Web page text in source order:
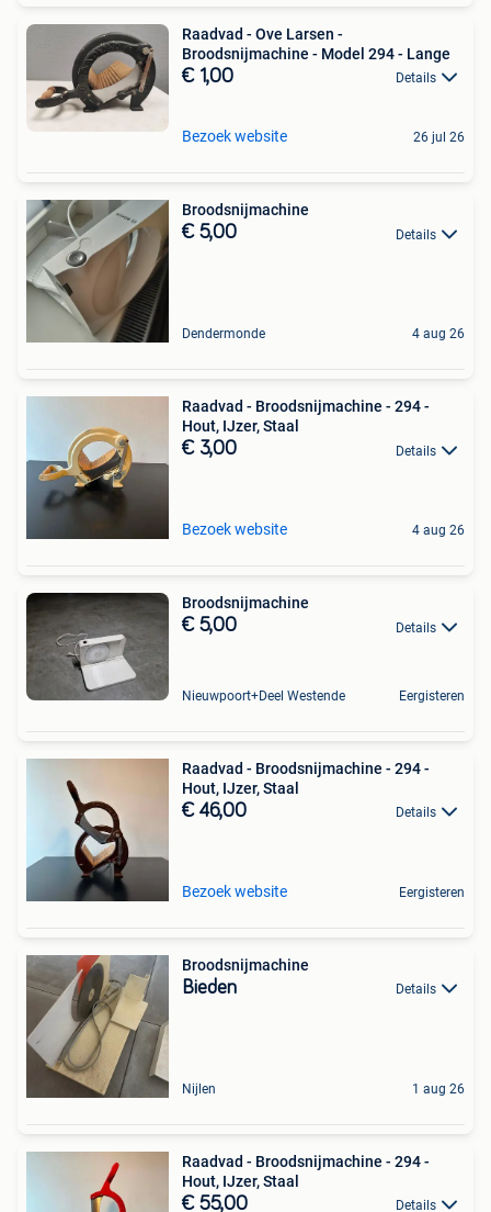
Raadvad - Ove Larsen -
Broodsnijmachine - Model 294 - Lange
€ 1,00 Details
Bezoek website 26 jul 26
Broodsnijmachine
€ 5,00 Details
Dendermonde 4 aug 26
Raadvad - Broodsnijmachine - 294 -
Hout, IJzer, Staal
€ 3,00 Details
Bezoek website 4 aug 26
Broodsnijmachine
€ 5,00 Details
Nieuwpoort+Deel Westende Eergisteren
Raadvad - Broodsnijmachine - 294 -
Hout, IJzer, Staal
€ 46,00 Details
Bezoek website Eergisteren
Broodsnijmachine
Bieden Details
Nijlen 1 aug 26
Raadvad - Broodsnijmachine - 294 -
Hout, IJzer, Staal
€ 55,00 Details